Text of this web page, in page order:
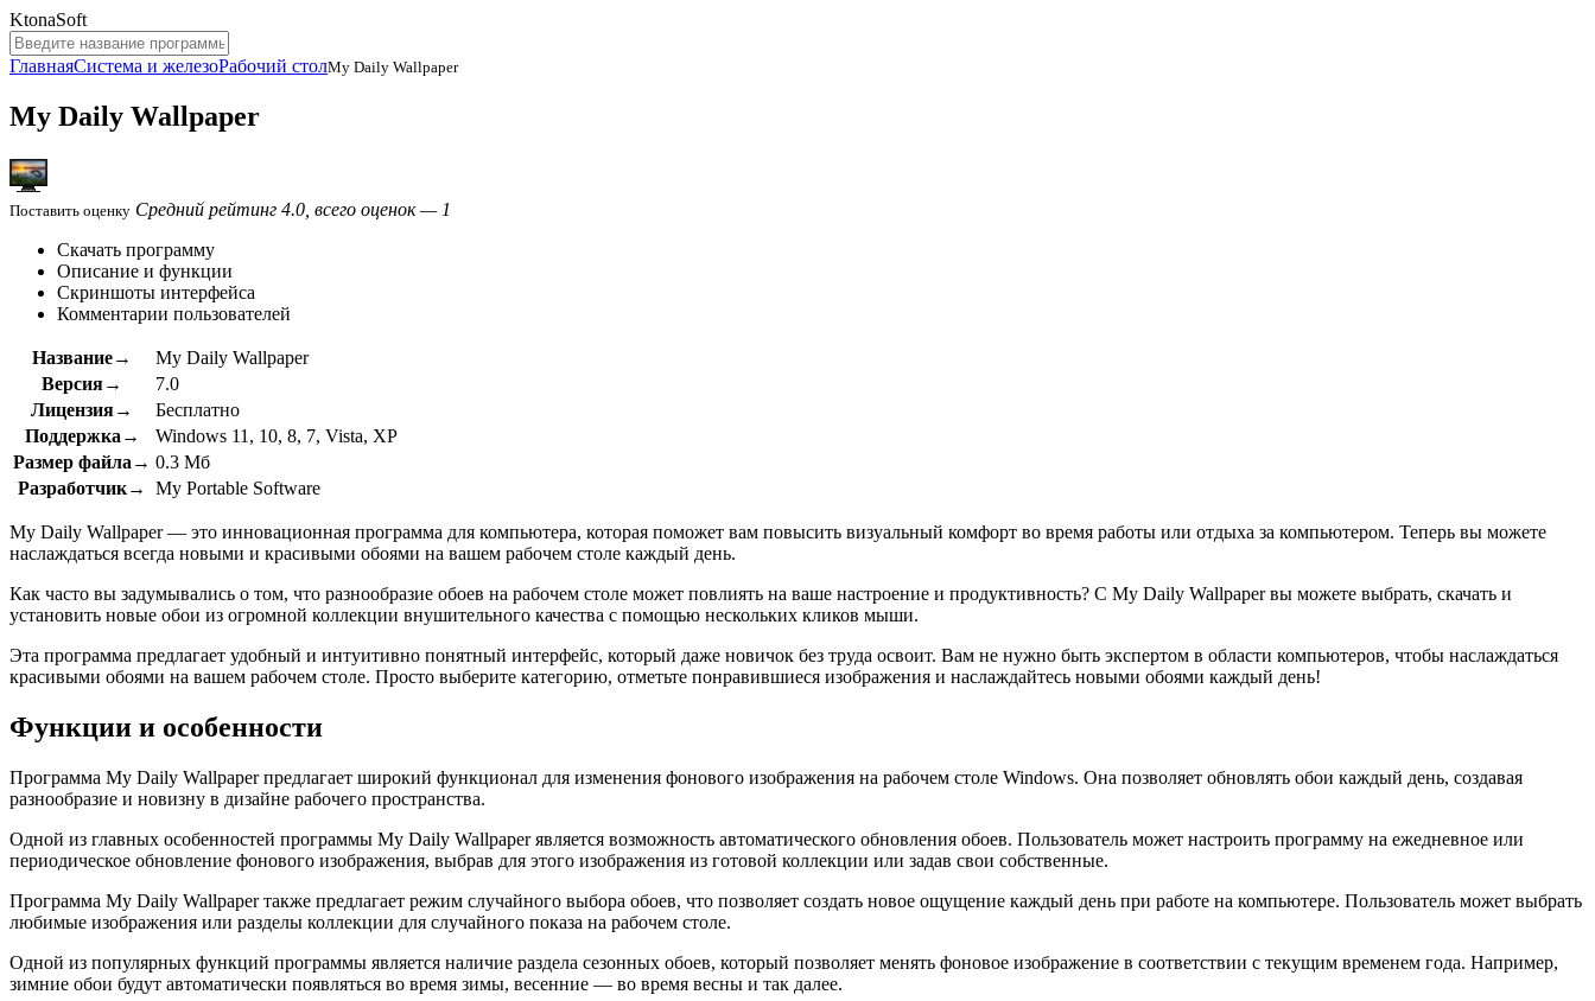
KtonaSoft
ГлавнаяСистема и железоРабочий столMy Daily Wallpaper
My Daily Wallpaper
Поставить оценку Средний рейтинг 4.0, всего оценок — 1
Скачать программу
Описание и функции
Скриншоты интерфейса
Комментарии пользователей
Название→
My Daily Wallpaper
Версия→
7.0
Лицензия→
Бесплатно
Поддержка→
Windows 11, 10, 8, 7, Vista, XP
Размер файла→ 0.3 Мб
Разработчик→
My Portable Software
My Daily Wallpaper — это инновационная программа для компьютера, которая поможет вам повысить визуальный комфорт во время работы или отдыха за компьютером. Теперь вы можете
наслаждаться всегда новыми и красивыми обоями на вашем рабочем столе каждый день.
Как часто вы задумывались о том, что разнообразие обоев на рабочем столе может повлиять на ваше настроение и продуктивность? С My Daily Wallpaper вы можете выбрать, скачать и
установить новые обои из огромной коллекции внушительного качества с помощью нескольких кликов мыши.
Эта программа предлагает удобный и интуитивно понятный интерфейс, который даже новичок без труда освоит. Вам не нужно быть экспертом в области компьютеров, чтобы наслаждаться
красивыми обоями на вашем рабочем столе. Просто выберите категорию, отметьте понравившиеся изображения и наслаждайтесь новыми обоями каждый день!
Функции и особенности
Программа My Daily Wallpaper предлагает широкий функционал для изменения фонового изображения на рабочем столе Windows. Она позволяет обновлять обои каждый день, создавая
разнообразие и новизну в дизайне рабочего пространства.
Одной из главных особенностей программы My Daily Wallpaper является возможность автоматического обновления обоев. Пользователь может настроить программу на ежедневное или
периодическое обновление фонового изображения, выбрав для этого изображения из готовой коллекции или задав свои собственные.
Программа My Daily Wallpaper также предлагает режим случайного выбора обоев, что позволяет создать новое ощущение каждый день при работе на компьютере. Пользователь может выбрать
любимые изображения или разделы коллекции для случайного показа на рабочем столе.
Одной из популярных функций программы является наличие раздела сезонных обоев, который позволяет менять фоновое изображение в соответствии с текущим временем года. Например,
зимние обои будут автоматически появляться во время зимы, весенние — во время весны и так далее.